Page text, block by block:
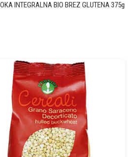
INTEGRALNA BIO BREZ GLUTENA 375g